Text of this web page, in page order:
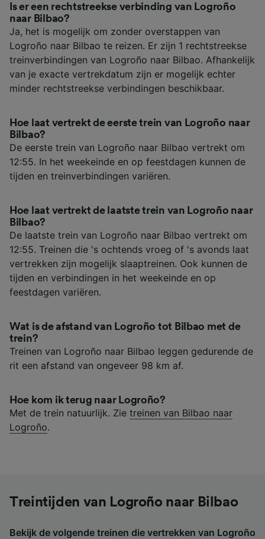
Is er een rechtstreekse verbinding van Logroño
naar Bilbao?
Ja, het is mogelijk om zonder overstappen van
Logroño naar Bilbao te reizen. Er zijn 1 rechtstreekse
treinverbindingen van Logroño naar Bilbao. Afhankelijk
van je exacte vertrekdatum zijn er mogelijk echter
minder rechtstreekse verbindingen beschikbaar.
Hoe laat vertrekt de eerste trein van Logroño naar
Bilbao?
De eerste trein van Logroño naar Bilbao vertrekt om
12:55. In het weekeinde en op feestdagen kunnen de
tijden en treinverbindingen variëren.
Hoe laat vertrekt de laatste trein van Logroño naar
Bilbao?
De laatste trein van Logroño naar Bilbao vertrekt om
12:55. Treinen die 's ochtends vroeg of 's avonds laat
vertrekken zijn mogelijk slaaptreinen. Ook kunnen de
tijden en verbindingen in het weekeinde en op
feestdagen variëren.
Wat is de afstand van Logroño tot Bilbao met de
trein?
Treinen van Logroño naar Bilbao leggen gedurende de
rit een afstand van ongeveer 98 km af.
Hoe kom ik terug naar Logroño?
Met de trein natuurlijk. Zie treinen van Bilbao naar
Logroño.
Treintijden van Logroño naar Bilbao
Bekijk de volgende treinen die vertrekken van Logroño